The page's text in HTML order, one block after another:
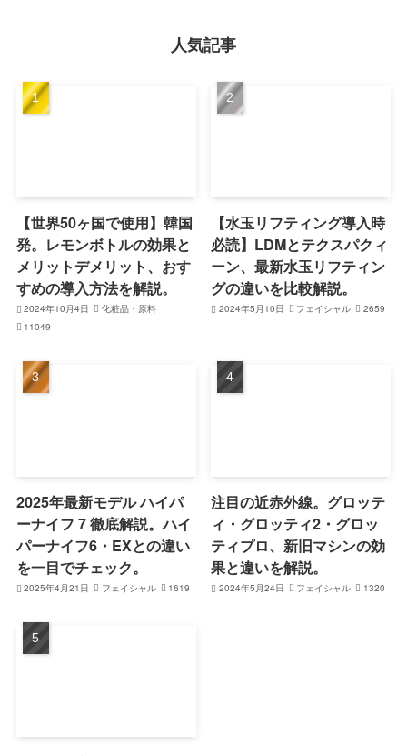
人気記事
【世界50ヶ国で使用】韓国
発。レモンボトルの効果と
メリットデメリット、おす
すめの導入方法を解説。
2024年10月4日
化粧品・原料
11049
【水玉リフティング導入時
必読】LDMとテクスパクィ
ーン、最新水玉リフティン
グの違いを比較解説。
2024年5月10日 フェイシャル 2659
2025年最新モデル ハイパ
ーナイフ 7 徹底解説。ハイ
パーナイフ6・EXとの違い
を一目でチェック。
2025年4月21日 フェイシャル 1619
注目の近赤外線。グロッテ
ィ・グロッティ2・グロッ
ティプロ、新旧マシンの効
果と違いを解説。
2024年5月24日 フェイシャル 1320